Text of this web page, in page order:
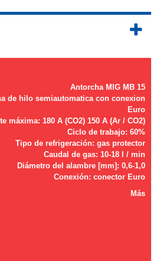
Antorcha MIG MB 15
de hilo semiautomatica con conexion
Euro
máxima: 180 A (CO2) 150 A (Ar / CO2)
Ciclo de trabajo: 60%
Tipo de refrigeración: gas protector
Caudal de gas: 10-18 l / min
Diámetro del alambre [mm]: 0,6-1,0
Conexión: conector Euro
Más